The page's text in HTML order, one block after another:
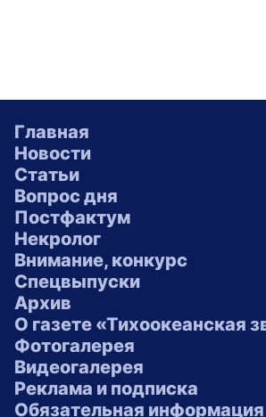
Главная
Новости
Статьи
Вопрос дня
Постфактум
Некролог
Внимание, конкурс
Спецвыпуски
Архив
О газете «Тихоокеанская
Фотогалерея
Видеогалерея
Реклама и подписка
Обязательная информация